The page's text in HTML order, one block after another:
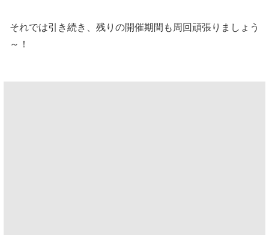
それでは引き続き、残りの開催期間も周回頑張りましょう
～！